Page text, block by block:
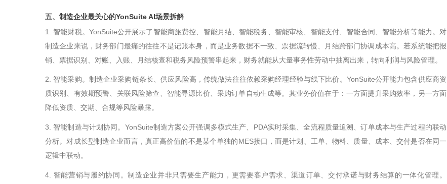
五、制造企业最关心的YonSuite AI场景拆解
1. 智能财税。YonSuite公开展示了智能商旅费控、智能月结、智能税务、智能审核、智能支付、智能合同、智能分析等能力。 对
制造企业来说，财务部门最痛的往往不是记账本身，而是业务数据不一致、票据流转慢、月结跨部门协调成本高。若系统能把报
销、票据识别、对账、入账、月结核查和税务风险预警串起来，财务就能从大量事务性劳动中抽离出来，转向利润与风险管理。
2. 智能采购。制造企业采购链条长、供应风险高，传统做法往往依赖采购经理经验与线下比价。 YonSuite公开能力包含供应商资
质识别、有效期预警、关联风险筛查、智能寻源比价、采购订单自动生成等。其业务价值在于：一方面提升采购效率，另一方面
降低资质、交期、合规等风险暴露。
3. 智能制造与计划协同。 YonSuite制造方案公开强调多模式生产、 PDA实时采集、全流程质量追溯、订单成本与生产过程的联动
分析。对成长型制造企业而言，真正高价值的不是某个单独的MES接口，而是计划、工单、物料、质量、成本、交付是否在同一
逻辑中联动。
4. 智能营销与履约协同。制造企业并非只需要生产能力，更需要客户需求、渠道订单、交付承诺与财务结算的一体化管理。